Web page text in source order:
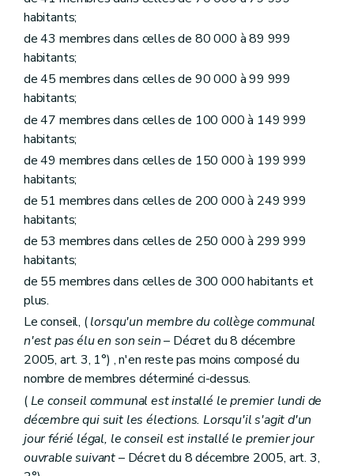
Art.L1231-3bis
Art. L1231-4
Art. L1231-7
Art. L1231-10
Art. L1231-12
Chapitre II Funérailles et sépultures
Art. L1232-1
Art. L1232-2
Art. L1232-4
Art. L1232-5
Art. L1232-6
Sous-section 2 Les concessions
Art. L1232-7
Art. L1232-9
Art. L1232-10
Art. L1232-11
Art. L1232-12
Section 3 Funérailles, modes de sépulture et rites funéraires
habitants;
de 43 membres dans celles de 80 000 à 89 999
habitants;
de 45 membres dans celles de 90 000 à 99 999
habitants;
de 47 membres dans celles de 100 000 à 149 999
habitants;
de 49 membres dans celles de 150 000 à 199 999
habitants;
de 51 membres dans celles de 200 000 à 249 999
habitants;
de 53 membres dans celles de 250 000 à 299 999
habitants;
de 55 membres dans celles de 300 000 habitants et
plus.
Le conseil, (lorsqu'un membre du collège communal
n'est pas élu en son sein– Décret du 8 décembre
2005, art. 3, 1°) , n'en reste pas moins composé du
nombre de membres déterminé ci-dessus.
(Le conseil communal est installé le premier lundi de
décembre qui suit les élections. Lorsqu'il s'agit d'un
jour férié légal, le conseil est installé le premier jour
ouvrable suivant– Décret du 8 décembre 2005, art. 3,